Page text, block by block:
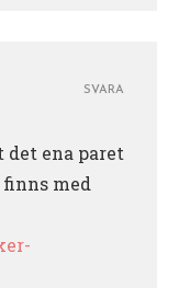
ena paret
med
SVARA